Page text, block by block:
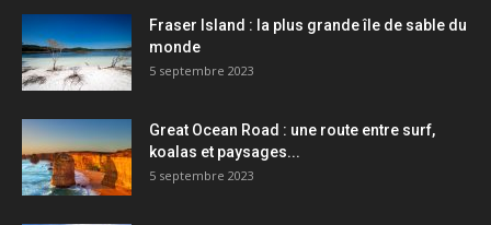
Fraser Island : la plus grande île de sable du
monde
5 septembre 2023
Great Ocean Road : une route entre surf,
koalas et paysages...
5 septembre 2023